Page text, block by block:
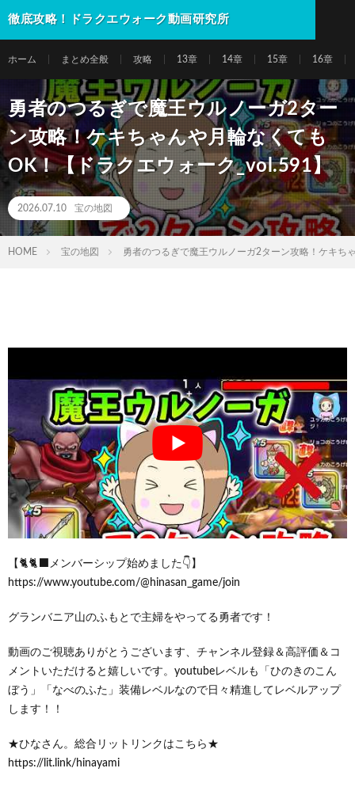
徹底攻略！ドラクエウォーク動画研究所
ホーム まとめ全般 攻略 13章 14章 15章 16章
勇者のつるぎで魔王ウルノーガ2ター
ン攻略！ケキちゃんや月輪なくても
OK！【ドラクエウォーク_vol.591】
2026.07.10 宝の地図
HOME 宝の地図 勇者のつるぎで魔王ウルノーガ2ターン攻略！ケキち
【🐈🐈‍⬛メンバーシップ始めました👇】
https://www.youtube.com/@hinasan_game/join
グランバニア山のふもとで主婦をやってる勇者です！
動画のご視聴ありがとうございます、チャンネル登録＆高評価＆コ
メントいただけると嬉しいです。youtubeレベルも「ひのきのこん
ぼう」「なべのふた」装備レベルなので日々精進してレベルアップ
します！！
★ひなさん。総合リットリンクはこちら★
https://lit.link/hinayami